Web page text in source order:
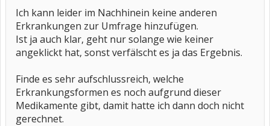
Ich kann leider im Nachhinein keine anderen
Erkrankungen zur Umfrage hinzufügen.
Ist ja auch klar, geht nur solange wie keiner
angeklickt hat, sonst verfälscht es ja das Ergebnis.
Finde es sehr aufschlussreich, welche
Erkrankungsformen es noch aufgrund dieser
Medikamente gibt, damit hatte ich dann doch nicht
gerechnet.